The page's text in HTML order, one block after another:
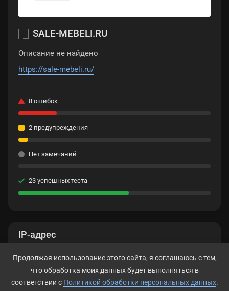
IP-адрес
185.73.212.245
SALE-MEBELI.RU
Описание не найдено
https://sale-mebeli.ru/
8 ошибок
2 предупреждения
Нет замечаний
23 успешных теста
Продолжая использование этого сайта, я соглашаюсь с тем,
что обработка моих данных будет выполняться в
соответствии с Политикой обработки персональных данных.